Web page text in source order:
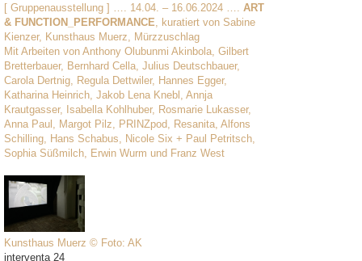
[ Gruppenausstellung ] …. 14.04. – 16.06.2024 …. ART
& FUNCTION_PERFORMANCE , kuratiert von Sabine
Kienzer, Kunsthaus Muerz, Mürzzuschlag
Mit Arbeiten von Anthony Olubunmi Akinbola, Gilbert
Bretterbauer, Bernhard Cella, Julius Deutschbauer,
Carola Dertnig, Regula Dettwiler, Hannes Egger,
Katharina Heinrich, Jakob Lena Knebl, Annja
Krautgasser, Isabella Kohlhuber, Rosmarie Lukasser,
Anna Paul, Margot Pilz, PRINZpod, Resanita, Alfons
Schilling, Hans Schabus, Nicole Six + Paul Petritsch,
Sophia Süßmilch, Erwin Wurm und Franz West
Kunsthaus Muerz © Foto: AK
interventa 24